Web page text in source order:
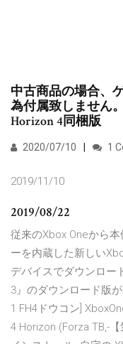
中古商品の場合、
為付属致しません
Horizon 4同梱版
2020/07/10 1
2019/11/10
2019/08/22
従来のXbox Oneから
ーを内蔵した新しい
デバイスでダウンロー
3』のダウンロード版
1 FH4ドウコン]
4 Horizon (Forza TB,-